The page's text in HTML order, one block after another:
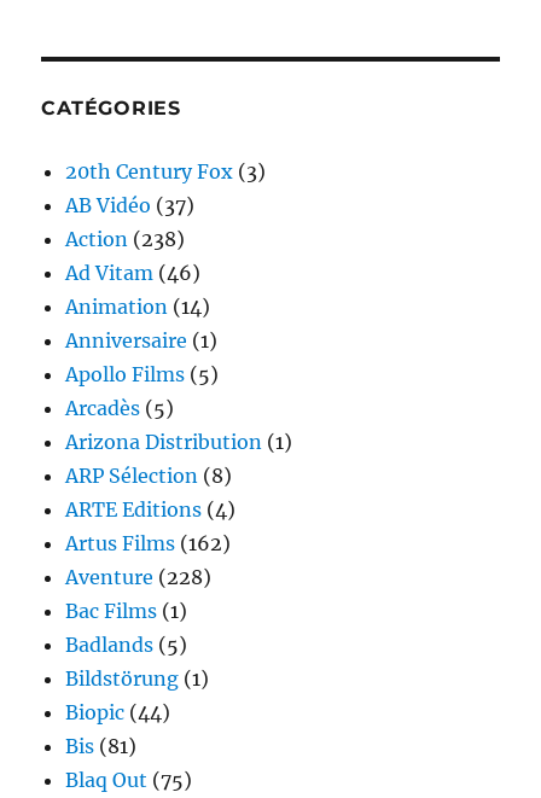
CATÉGORIES
20th Century Fox (3)
AB Vidéo (37)
Action (238)
Ad Vitam (46)
Animation (14)
Anniversaire (1)
Apollo Films (5)
Arcadès (5)
Arizona Distribution (1)
ARP Sélection (8)
ARTE Editions (4)
Artus Films (162)
Aventure (228)
Bac Films (1)
Badlands (5)
Bildstörung (1)
Biopic (44)
Bis (81)
Blaq Out (75)